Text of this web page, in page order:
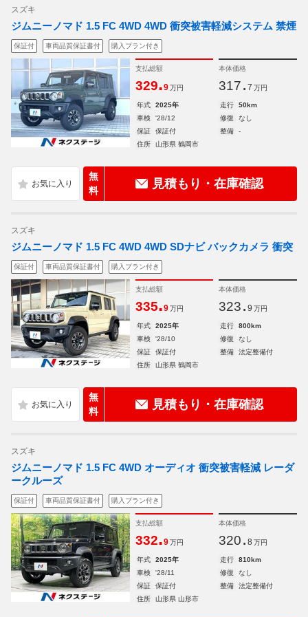
スズキ
ジムニーノマド 1.5 FC 4WD 4WD 衝突被害軽減システム 禁煙
保証付 車両品質保証書付 購入プラン付き
支払総額
329.9 万円
本体価格
317. 7 万円
年式 2025年 走行
50km
車検
'28/12 修復
なし
保証
保証付 整備
-
住所
山形県 鶴岡市
無
料
見積もり・在庫確認
スズキ
ジムニーノマド 1.5 FC 4WD 4WD SDナビ バックカメラ 衝突
保証付 車両品質保証書付 購入プラン付き
支払総額
335.9 万円
本体価格
323. 9 万円
年式 2025年 走行
800km
車検
'28/10 修復
なし
保証
保証付 整備
法定整備付
住所
山形県 鶴岡市
無
料
見積もり・在庫確認
スズキ
ジムニーノマド 1.5 FC 4WD オーディオ 衝突被害軽減 レーダ
ークルーズ
保証付 車両品質保証書付 購入プラン付き
支払総額
332.9 万円
本体価格
320. 8 万円
年式 2025年 走行
810km
車検
'28/11 修復
なし
保証
保証付 整備
法定整備付
住所
山形県 山形市